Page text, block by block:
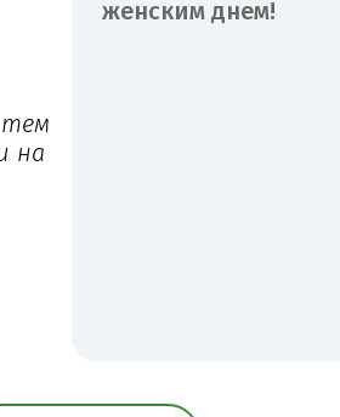
тем
на
женским днем!